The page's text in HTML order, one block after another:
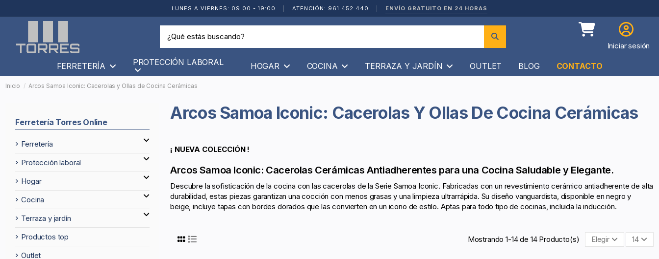
LUNES A VIERNES: 09:00 - 19:00 ATENCIÓN: 961 452 440 ENVÍO GRATUITO EN 24 HORAS
Iniciar sesión
FERRETERÍA PROTECCIÓN LABORAL HOGAR COCINA TERRAZA Y JARDÍN OUTLET BLOG CONTACTO
Inicio Arcos Samoa Iconic: Cacerolas y Ollas de Cocina Cerámicas
Arcos Samoa Iconic: Cacerolas Y Ollas De Cocina Cerámicas
¡ NUEVA COLECCIÓN !
Arcos Samoa Iconic: Cacerolas Cerámicas Antiadherentes para una Cocina Saludable y Elegante.
Descubre la sofisticación de la cocina con las cacerolas de la Serie Samoa Iconic. Fabricadas con un revestimiento cerámico antiadherente de alta
durabilidad, estas piezas garantizan una cocción con menos grasas y una limpieza ultrarrápida. Su diseño vanguardista, disponible en negro y
beige, incluye tapas con bordes dorados que las convierten en un icono de estilo. Aptas para todo tipo de cocinas, incluida la inducción.
Mostrando 1-14 de 14 Producto(s) Elegir 14
Ferretería Torres Online
ferretería
protección laboral
hogar
cocina
terraza y jardín
productos top
outlet